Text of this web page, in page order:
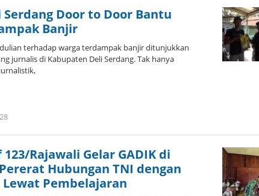
Serdang Door to Door Bantu
Banjir
terhadap warga terdampak banjir ditunjukkan
jurnalis di Kabupaten Deli Serdang. Tak hanya
123/Rajawali Gelar GADIK di
Hubungan TNI dengan
Pembelajaran